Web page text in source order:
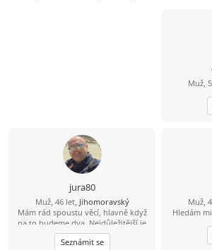
Muž,
jura80
Muž, 46 let, Jihomoravský
Mám rád spoustu věcí, hlavně když
na to budeme dva. Nejdůležitější je
důvěra, upřímnost a vzájemný
respekt.
Seznámit se
Muž,
Hledám